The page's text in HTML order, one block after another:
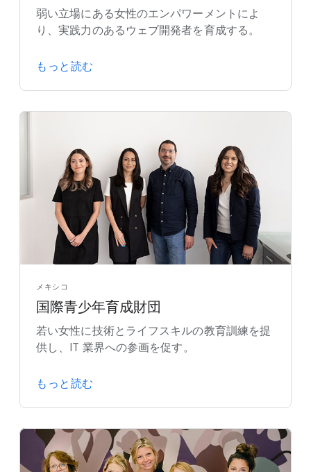
弱い立場にある女性のエンパワーメントによ
り、実践力のあるウェブ開発者を育成する。
もっと読む
メキシコ
国際青少年育成財団
若い女性に技術とライフスキルの教育訓練を提
供し、IT 業界への参画を促す。
もっと読む